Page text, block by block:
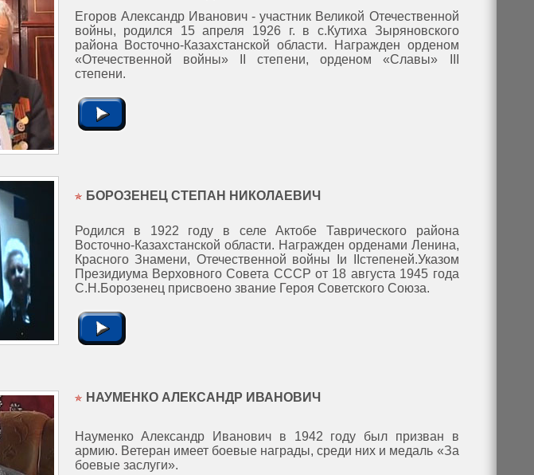
Егоров Александр Иванович - участник Великой Отечественной
войны, родился 15 апреля 1926 г. в с.Кутиха Зыряновского
района Восточно-Казахстанской области. Награжден орденом
«Отечественной войны» II степени, орденом «Славы» III
степени.
БОРОЗЕНЕЦ СТЕПАН НИКОЛАЕВИЧ
Родился в 1922 году в селе Актобе Таврического района
Восточно-Казахстанской области. Награжден орденами Ленина,
Красного Знамени, Отечественной войны Iи IIстепеней.Указом
Президиума Верховного Совета СССР от 18 августа 1945 года
С.Н.Борозенец присвоено звание Героя Советского Союза.
НАУМЕНКО АЛЕКСАНДР ИВАНОВИЧ
Науменко Александр Иванович в 1942 году был призван в
армию. Ветеран имеет боевые награды, среди них и медаль «За
боевые заслуги».